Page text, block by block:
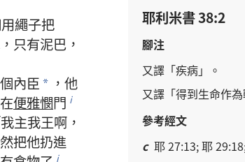
用繩子把
， 只有泥巴 ，
個內臣 * ， 他
在便雅憫門 i
我主我王啊 ，
把他扔進
j
耶利米書 38:2
腳注
又譯 「疾病」。
又譯 「得到生命作為
參考經文
c 耶 27:13; 耶